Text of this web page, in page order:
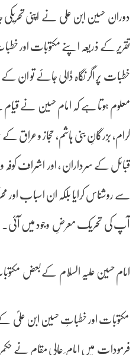
دوران حسین ابن علی نے اپنی تحریکی
تقریر کے ذریعہ اپنے مکتوبات اور
خطبات پر اگر نگاہ ڈالی جائے تو ان
معلوم ہوتا ہے کہ امام حسین نے
کرام، بزرگانِ بنی ہاشم، حجاز و عراق کے
قبائل کے سرداران ، اور اشراف
سے روشناس کرایا بلکہ ان اسباب اور
آپ کی تحریک معرضِ وجود میں آئی۔
امام حسین علیہ السلام کےبعض
مکتوبات اور خطباتِ حسین ابن علیؐ
فرمودات میں امام ِ عالی مقام نے